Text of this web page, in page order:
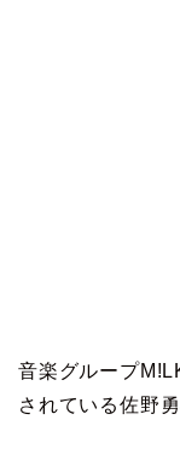
音楽グループ
されている佐野勇